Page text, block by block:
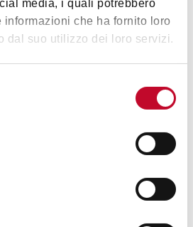
media, i quali potrebbero
informazioni che ha fornito loro
dal suo utilizzo dei loro servizi.